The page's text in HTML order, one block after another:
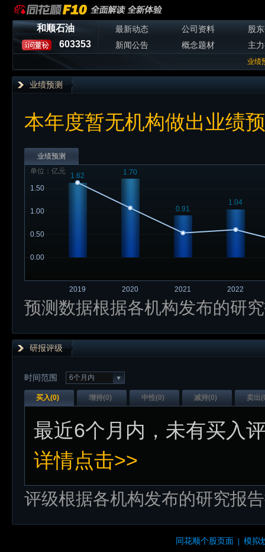
和顺石油
603353
最新动态 公司资料
股
新闻公告
概念题材 主
业绩
业绩预测
本年度暂无机构做出业绩
业绩预测
2019 2020 2021 2022
0.00
0.50
1.00
1.50
单位：亿元
1.62 1.70
0.91
1.04
预测数据根据各机构发布的研
研报评级
6个月内
时间范围
买入(0) 增持(0) 中性(0) 减持(0) 卖出(
最近6个月内 ，未有买入
详情点击>>
评级根据各机构发布的研究报
同花顺个股页面 模拟